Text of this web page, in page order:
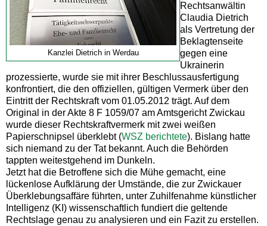
Kanzlei Dietrich in Werdau
Rechtsanwältin
Claudia Dietrich
als Vertretung der
Beklagtenseite
gegen eine
Ukrainerin
prozessierte, wurde sie mit ihrer Beschlussausfertigung
konfrontiert, die den offiziellen, gültigen Vermerk über den
Eintritt der Rechtskraft vom 01.05.2012 trägt. Auf dem
Original in der Akte 8 F 1059/07 am Amtsgericht Zwickau
wurde dieser Rechtskraftvermerk mit zwei weißen
Papierschnipsel überklebt (WSZ berichtete). Bislang hatte
sich niemand zu der Tat bekannt. Auch die Behörden
tappten weitestgehend im Dunkeln.
Jetzt hat die Betroffene sich die Mühe gemacht, eine
lückenlose Aufklärung der Umstände, die zur Zwickauer
Überklebungsaffäre führten, unter Zuhilfenahme künstlicher
Intelligenz (KI) wissenschaftlich fundiert die geltende
Rechtslage genau zu analysieren und ein Fazit zu erstellen.